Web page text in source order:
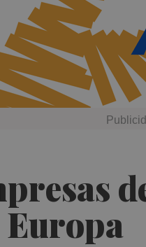
Europa